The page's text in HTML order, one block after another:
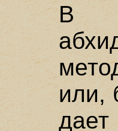
В
или,